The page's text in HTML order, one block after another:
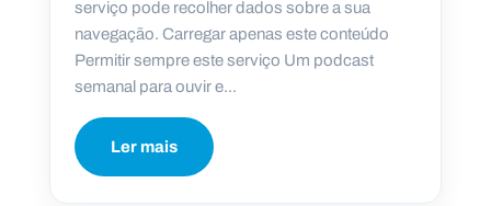
serviço pode recolher dados sobre a sua
navegação. Carregar apenas este conteúdo
Permitir sempre este serviço Um podcast
semanal para ouvir e...
Ler mais